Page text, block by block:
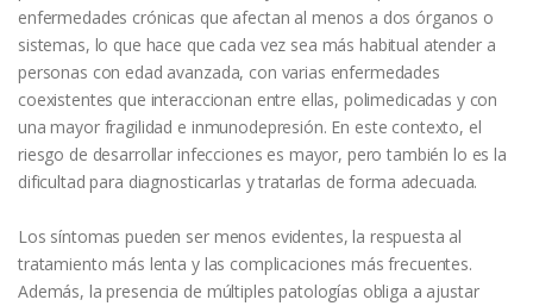
enfermedades crónicas que afectan al menos a dos órganos o
sistemas, lo que hace que cada vez sea más habitual atender a
personas con edad avanzada, con varias enfermedades
coexistentes que interaccionan entre ellas, polimedicadas y con
una mayor fragilidad e inmunodepresión. En este contexto, el
riesgo de desarrollar infecciones es mayor, pero también lo es la
dificultad para diagnosticarlas y tratarlas de forma adecuada.
Los síntomas pueden ser menos evidentes, la respuesta al
tratamiento más lenta y las complicaciones más frecuentes.
Además, la presencia de múltiples patologías obliga a ajustar